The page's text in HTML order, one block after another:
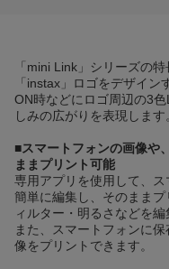
「mini Link」シリーズの
「instax」ロゴをデザイ
ON時などにロゴ周辺の3
しみの広がりを表現します
■スマートフォンの画像や
ままプリント可能
専用アプリを使用して、
簡単に編集し、そのまま
ィルター・明るさなどを
また、スマートフォンに
像をプリントできます。